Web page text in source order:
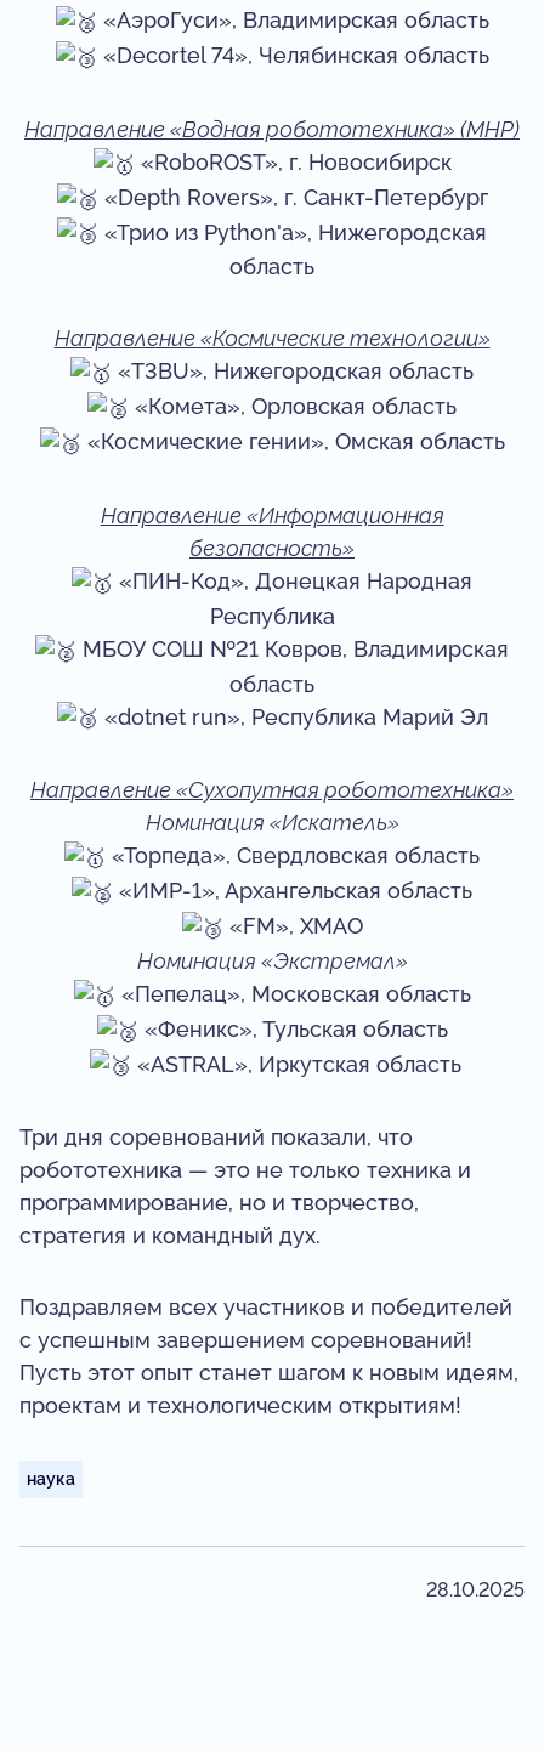
«АэроГуси», Владимирская область
«Decortel 74», Челябинская область
Направление «Водная робототехника» (МНР)
«RoboROST», г. Новосибирск
«Depth Rovers», г. Санкт-Петербург
«Трио из Python'а», Нижегородская
область
Направление «Космические технологии»
«T3BU», Нижегородская область
«Комета», Орловская область
«Космические гении», Омская область
Направление «Информационная
безопасность»
«ПИН-Код», Донецкая Народная
Республика
МБОУ СОШ №21 Ковров, Владимирская
область
«dotnet run», Республика Марий Эл
Направление «Сухопутная робототехника»
Номинация «Искатель»
«Торпеда», Свердловская область
«ИМР-1», Архангельская область
«FM», ХМАО
Номинация «Экстремал»
«Пепелац», Московская область
«Феникс», Тульская область
«ASTRAL», Иркутская область
Три дня соревнований показали, что
робототехника — это не только техника и
программирование, но и творчество,
стратегия и командный дух.
Поздравляем всех участников и победителей
с успешным завершением соревнований!
Пусть этот опыт станет шагом к новым идеям,
проектам и технологическим открытиям!
наука
28.10.2025